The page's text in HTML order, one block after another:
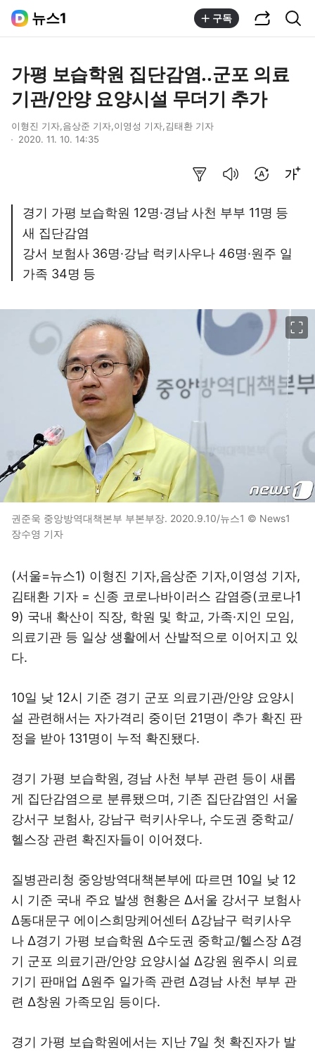
뉴스1 구독
가평 보습학원 집단감염..군포 의료
기관/안양 요양시설 무더기 추가
이형진 기자,음상준 기자,이영성 기자,김태환 기자
2020. 11. 10. 14:35
경기 가평 보습학원 12명·경남 사천 부부 11명 등
새 집단감염
강서 보험사 36명·강남 럭키사우나 46명·원주 일
가족 34명 등
권준욱 중앙방역대책본부 부본부장. 2020.9.10/뉴스1 © News1
장수영 기자
(서울=뉴스1) 이형진 기자,음상준 기자,이영성 기자,
김태환 기자 = 신종 코로나바이러스 감염증(코로나1
9) 국내 확산이 직장, 학원 및 학교, 가족·지인 모임,
의료기관 등 일상 생활에서 산발적으로 이어지고 있
다.
10일 낮 12시 기준 경기 군포 의료기관/안양 요양시
설 관련해서는 자가격리 중이던 21명이 추가 확진 판
정을 받아 131명이 누적 확진됐다.
경기 가평 보습학원, 경남 사천 부부 관련 등이 새롭
게 집단감염으로 분류됐으며, 기존 집단감염인 서울
강서구 보험사, 강남구 럭키사우나, 수도권 중학교/
헬스장 관련 확진자들이 이어졌다.
질병관리청 중앙방역대책본부에 따르면 10일 낮 12
시 기준 국내 주요 발생 현황은 Δ서울 강서구 보험사
Δ동대문구 에이스희망케어센터 Δ강남구 럭키사우
나 Δ경기 가평 보습학원 Δ수도권 중학교/헬스장 Δ경
기 군포 의료기관/안양 요양시설 Δ강원 원주시 의료
기기 판매업 Δ원주 일가족 관련 Δ경남 사천 부부 관
련 Δ창원 가족모임 등이다.
경기 가평 보습학원에서는 지난 7일 첫 확진자가 발